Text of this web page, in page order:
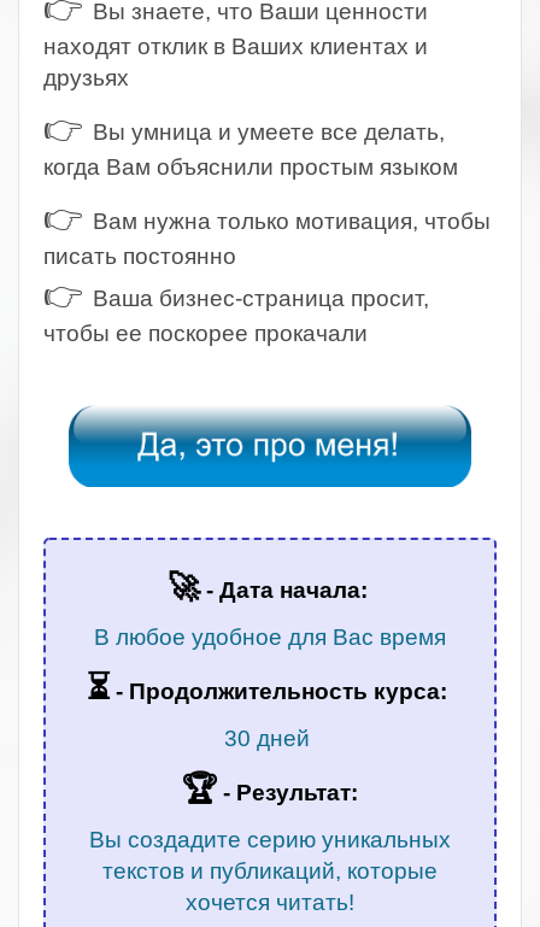
👉 Вы знаете, что Ваши ценности
находят отклик в Ваших клиентах и
друзьях
👉 Вы умница и умеете все делать,
когда Вам объяснили простым языком
👉 Вам нужна только мотивация, чтобы
писать постоянно
👉 Ваша бизнес-страница просит,
чтобы ее поскорее прокачали
🚀- Дата начала:
В любое удобное для Вас время
⏳- Продолжительность курса:
30 дней
🏆 - Результат:
Вы создадите серию уникальных
текстов и публикаций, которые
хочется читать!